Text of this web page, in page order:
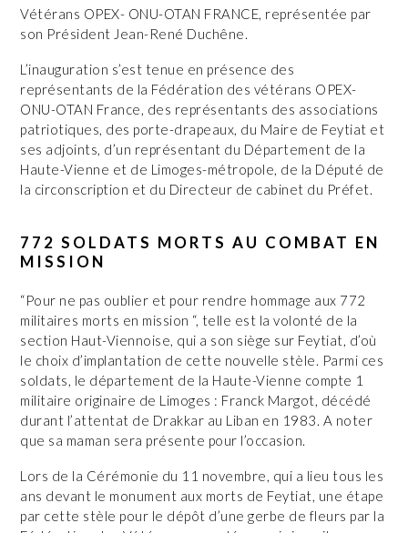
Vétérans OPEX- ONU-OTAN FRANCE, représentée par
son Président Jean-René Duchêne.
L’inauguration s’est tenue en présence des
représentants de la Fédération des vétérans OPEX-
ONU-OTAN France, des représentants des associations
patriotiques, des porte-drapeaux, du Maire de Feytiat et
ses adjoints, d’un représentant du Département de la
Haute-Vienne et de Limoges-métropole, de la Député de
la circonscription et du Directeur de cabinet du Préfet.
772 SOLDATS MORTS AU COMBAT EN
MISSION
“Pour ne pas oublier et pour rendre hommage aux 772
militaires morts en mission “, telle est la volonté de la
section Haut-Viennoise, qui a son siège sur Feytiat, d’où
le choix d’implantation de cette nouvelle stèle. Parmi ces
soldats, le département de la Haute-Vienne compte 1
militaire originaire de Limoges : Franck Margot, décédé
durant l’attentat de Drakkar au Liban en 1983. A noter
que sa maman sera présente pour l’occasion.
Lors de la Cérémonie du 11 novembre, qui a lieu tous les
ans devant le monument aux morts de Feytiat, une étape
par cette stèle pour le dépôt d’une gerbe de fleurs par la